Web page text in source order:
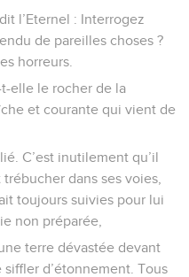
l’Eternel : Interrogez
de pareilles choses ?
horreurs.
elle le rocher de la
et courante qui vient de
C’est inutilement qu’il
dans ses voies,
toujours suivies pour lui
non préparée,
terre dévastée devant
d’étonnement. Tous